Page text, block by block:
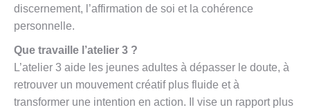
discernement, l’affirmation de soi et la cohérence
personnelle.
Que travaille l’atelier 3 ?
L’atelier 3 aide les jeunes adultes à dépasser le doute, à
retrouver un mouvement créatif plus fluide et à
transformer une intention en action. Il vise un rapport plus